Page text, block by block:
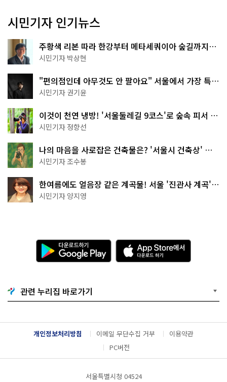
시민기자 인기뉴스
주황색 리본 따라 한강부터 메타세쿼이아 숲길까지…
서울둘레길 15코스
시민기자 박상현
"편의점인데 아무것도 안 팔아요" 서울에서 가장 특별
한 편의점의 정체
시민기자 권기윤
이것이 천연 냉방! '서울둘레길 9코스'로 숲속 피서 떠
나볼까
시민기자 정향선
나의 마음을 사로잡은 건축물은? '서울시 건축상' 수
상작 공개!
시민기자 조수봉
한여름에도 얼음장 같은 계곡물! 서울 '진관사 계곡'이
천국이네~
시민기자 양지영
다
운
로
기
G
o
g
l
e
l
A
p
p
e
서
다
운
드
관련 누리집 바로가기
개인정보처리방침 이메일 무단수집 거부
이용약관
PC버전
서울특별시청 04524